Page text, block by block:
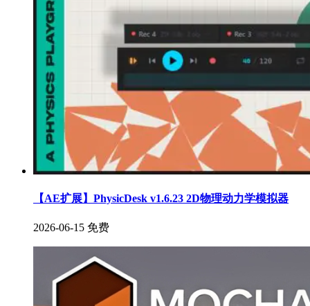
【AE扩展】PhysicDesk v1.6.23 2D物理动力学模拟器
2026-06-15 免费